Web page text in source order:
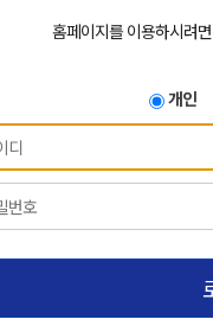
홈페이지를 이용하시려
개인